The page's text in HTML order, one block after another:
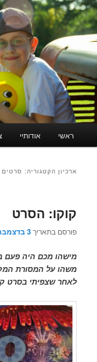
לדלג
לדלג
ראשי אודותיי
ארכיון הקטגוריה: סרטים
קוקו: הסרט
פורסם בתאריך3 בדצמבר 2017
מישהו מכם היה פעם
משהו על המסורת
לאחר שצפיתי בסרט